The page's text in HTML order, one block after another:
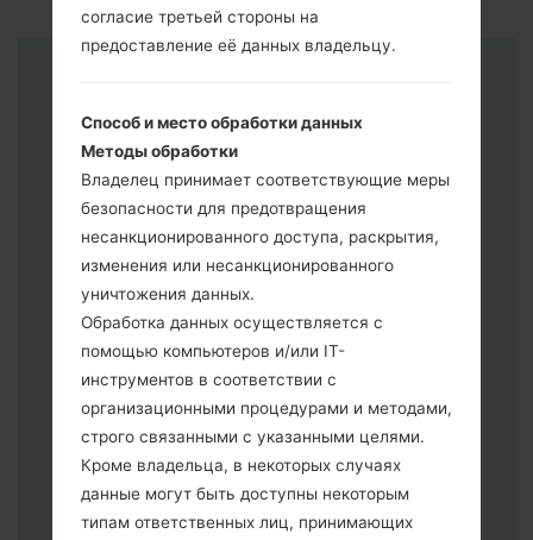
Скачайте на свой ПК:Odin 3.
Далее загрузите и распакуйте файл
прошивки.
согласие третьей стороны на
предоставление её данных владельцу.
Способ и место обработки данных
Методы обработки
Владелец принимает соответствующие меры
безопасности для предотвращения
несанкционированного доступа, раскрытия,
изменения или несанкционированного
уничтожения данных.
Обработка данных осуществляется с
помощью компьютеров и/или IT-
инструментов в соответствии с
организационными процедурами и методами,
строго связанными с указанными целями.
Кроме владельца, в некоторых случаях
данные могут быть доступны некоторым
типам ответственных лиц, принимающих